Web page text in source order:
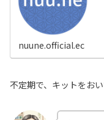
nuune.official.ec
不定期で、キットをおい